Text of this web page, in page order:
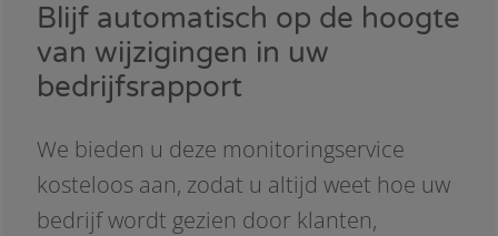
Blijf automatisch op de hoogte
van wijzigingen in uw
bedrijfsrapport
We bieden u deze monitoringservice
kosteloos aan, zodat u altijd weet hoe uw
bedrijf wordt gezien door klanten,